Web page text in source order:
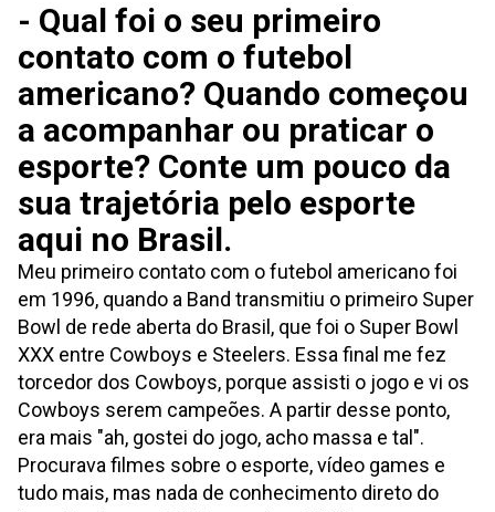
- Qual foi o seu primeiro
contato com o futebol
americano? Quando começou
a acompanhar ou praticar o
esporte? Conte um pouco da
sua trajetória pelo esporte
aqui no Brasil.
Meu primeiro contato com o futebol americano foi
em 1996, quando a Band transmitiu o primeiro Super
Bowl de rede aberta do Brasil, que foi o Super Bowl
XXX entre Cowboys e Steelers. Essa final me fez
torcedor dos Cowboys, porque assisti o jogo e vi os
Cowboys serem campeões. A partir desse ponto,
era mais "ah, gostei do jogo, acho massa e tal".
Procurava filmes sobre o esporte, vídeo games e
tudo mais, mas nada de conhecimento direto do